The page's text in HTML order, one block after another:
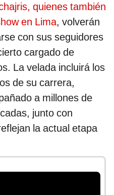
quienes también
en Lima, volverán
con sus seguidores
cargado de
La velada incluirá los
de su carrera,
a millones de
junto con
la actual etapa